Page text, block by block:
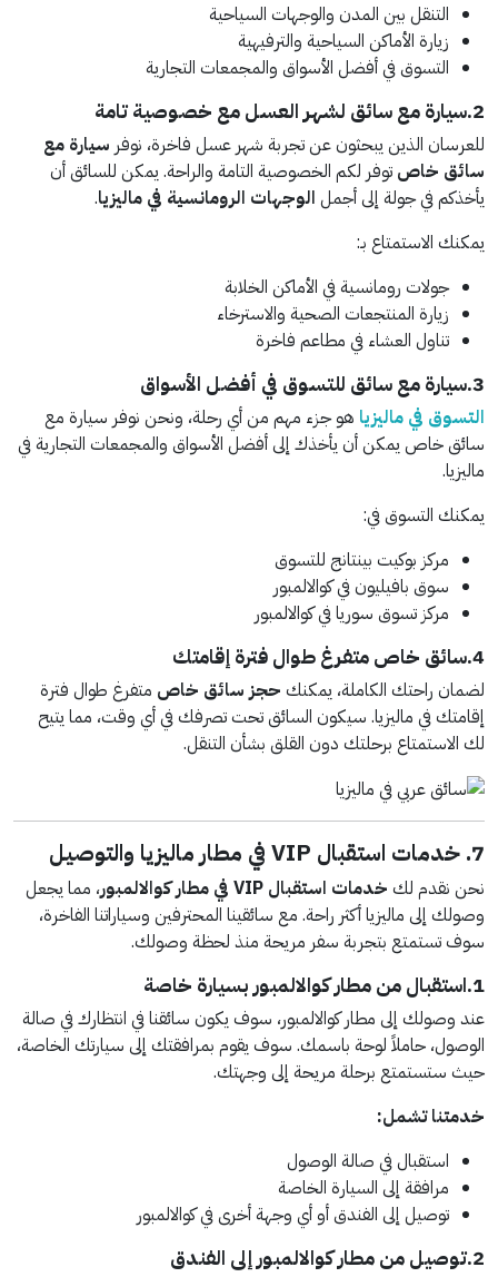
التنقل بين المدن والوجهات السياحية
زيارة الأماكن السياحية والترفيهية
التسوق في أفضل الأسواق والمجمعات التجارية
2.سيارة مع سائق لشهر العسل مع خصوصية تامة
للعرسان الذين يبحثون عن تجربة شهر عسل فاخرة، نوفر سيارة مع
سائق خاص توفر لكم الخصوصية التامة والراحة. يمكن للسائق أن
يأخذكم في جولة إلى أجمل الوجهات الرومانسية في ماليزيا.
يمكنك الاستمتاع بـ:
جولات رومانسية في الأماكن الخلابة
زيارة المنتجعات الصحية والاسترخاء
تناول العشاء في مطاعم فاخرة
3.سيارة مع سائق للتسوق في أفضل الأسواق
التسوق في ماليزيا هو جزء مهم من أي رحلة، ونحن نوفر سيارة مع
سائق خاص يمكن أن يأخذك إلى أفضل الأسواق والمجمعات التجارية في
ماليزيا.
يمكنك التسوق في:
مركز بوكيت بينتانج للتسوق
سوق بافيليون في كوالالمبور
مركز تسوق سوريا في كوالالمبور
4.سائق خاص متفرغ طوال فترة إقامتك
لضمان راحتك الكاملة، يمكنك حجز سائق خاص متفرغ طوال فترة
إقامتك في ماليزيا. سيكون السائق تحت تصرفك في أي وقت، مما يتيح
لك الاستمتاع برحلتك دون القلق بشأن التنقل.
7. خدمات استقبال VIP في مطار ماليزيا والتوصيل
نحن نقدم لك خدمات استقبال VIP في مطار كوالالمبور
، مما يجعل
وصولك إلى ماليزيا أكثر راحة. مع سائقينا المحترفين وسياراتنا الفاخرة،
سوف تستمتع بتجربة سفر مريحة منذ لحظة وصولك.
1.استقبال من مطار كوالالمبور بسيارة خاصة
عند وصولك إلى مطار كوالالمبور، سوف يكون سائقنا في انتظارك في صالة
الوصول، حاملاً لوحة باسمك. سوف يقوم بمرافقتك إلى سيارتك الخاصة،
حيث ستستمتع برحلة مريحة إلى وجهتك.
خدمتنا تشمل:
استقبال في صالة الوصول
مرافقة إلى السيارة الخاصة
توصيل إلى الفندق أو أي وجهة أخرى في كوالالمبور
2.توصيل من مطار كوالالمبور إلى الفندق